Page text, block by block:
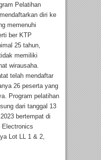
Pelatihan
diri ke
memenuhi
ber KTP
25 tahun,
memiliki
wirausaha.
telah mendaftar
26 peserta yang
Program pelatihan
dari tanggal 13
bertempat di
Electronics
Lot LL 1 & 2,